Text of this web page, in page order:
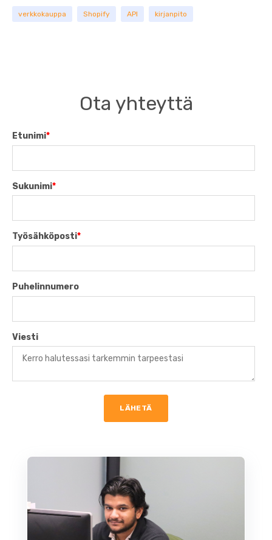
verkkokauppa Shopify API kirjanpito
Ota yhteyttä
Etunimi*
Sukunimi*
Työsähköposti*
Puhelinnumero
Viesti